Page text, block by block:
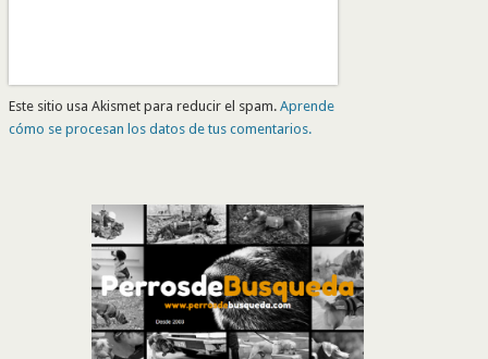
Este sitio usa Akismet para reducir el spam. Aprende
cómo se procesan los datos de tus comentarios.